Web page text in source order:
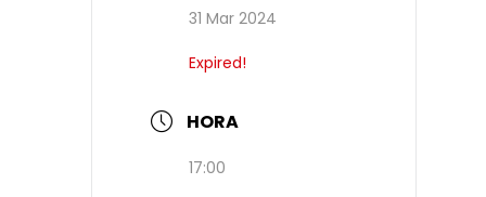
31 Mar 2024
Expired!
HORA
17:00